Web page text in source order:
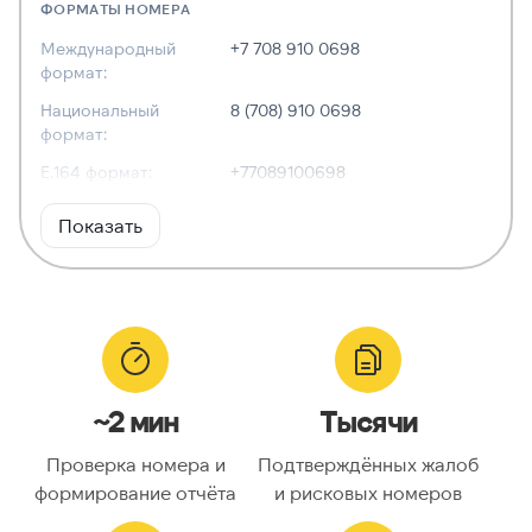
ФОРМАТЫ НОМЕРА
Международный
формат:
+7 708 910 0698
Национальный
формат:
8 (708) 910 0698
E.164 формат:
+77089100698
RFC3966
формат:
Тип номера:
Оператор связи:
Национальный
7089100698
Код страны:
Показать
~2 мин
Проверка номера и
формирование отчёта
Тысячи
Подтверждённых жалоб
и рисковых номеров